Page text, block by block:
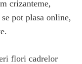
crizanteme,
pot plasa online,
flori cadrelor